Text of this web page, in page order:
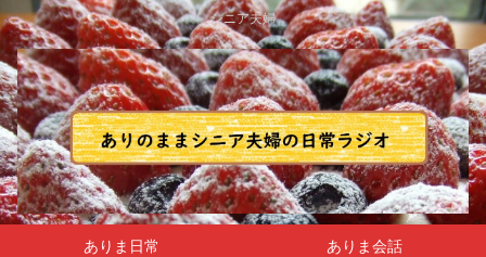
シニア夫婦
ありま日常 ありま会話